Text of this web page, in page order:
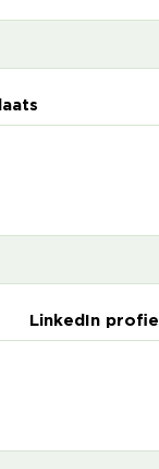
LinkedIn profiel